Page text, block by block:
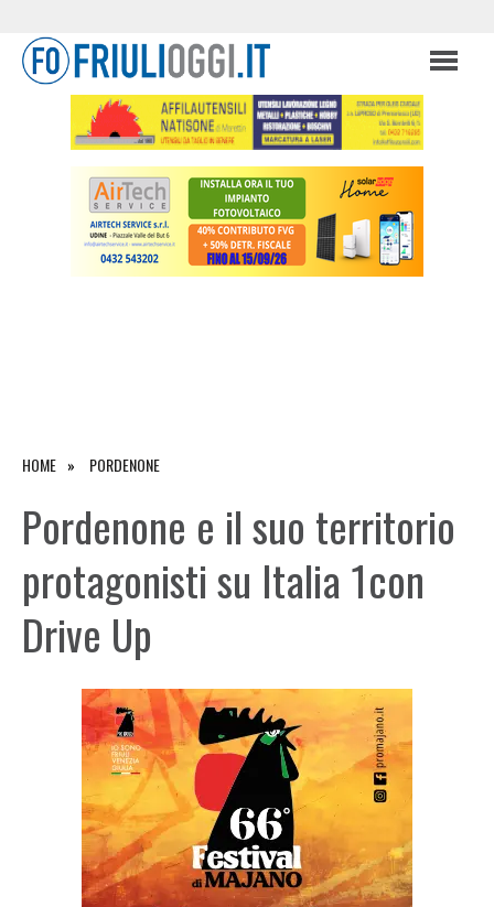
HOME PORDENONE
Pordenone e il suo territorio
protagonisti su Italia 1con
Drive Up